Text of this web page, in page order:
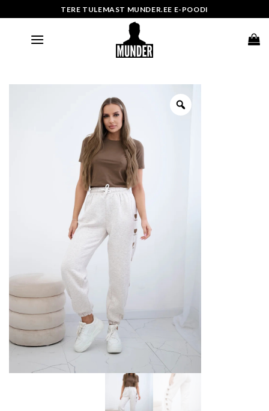
to
TERE TULEMAST MUNDER.EE E-POODI